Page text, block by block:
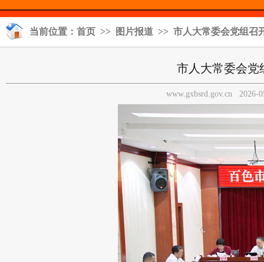
当前位置： 首页 >> 图片报道 >> 市人大常委会党组召
市人大常委会
www.gxbsrd.gov.cn 2026-